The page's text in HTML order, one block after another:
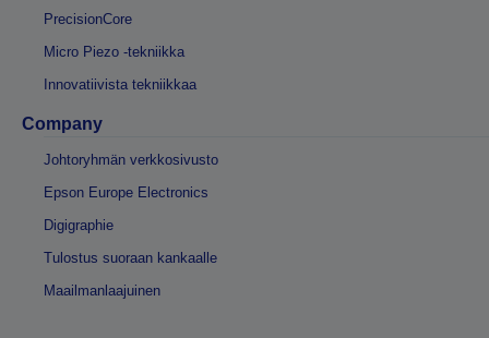
PrecisionCore
Micro Piezo -tekniikka
Innovatiivista tekniikkaa
Company
Johtoryhmän verkkosivusto
Epson Europe Electronics
Digigraphie
Tulostus suoraan kankaalle
Maailmanlaajuinen